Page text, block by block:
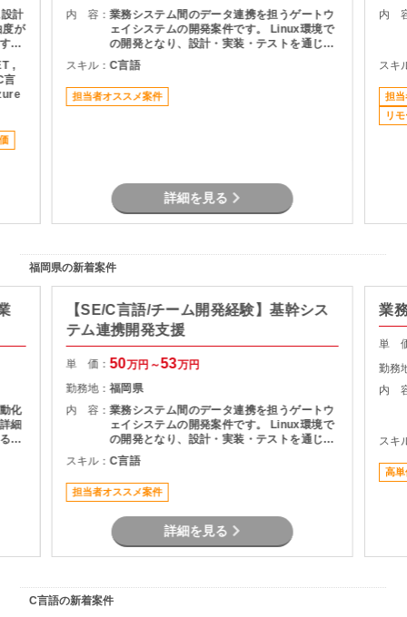
計
度が
い
解
加
ろ
る
,
言
内 容：業務システム間のデータ連携を担うゲートウ
ェイシステムの開発案件です。 Linux環境で
の開発となり、設計・実装・テストを通じて
システムの安定稼働を支える役割を担当いた
だきます。 長期案件のため、腰を据えて開発
に携わりたい方におすすめです。
スキル：C言語
担当者オススメ案件
詳細を見る
内
スキ
担当
リ
福岡県の新着案件
化
細
こ
【SE/C言語/チーム開発経験】基幹シス
テム連携開発支援
単 価：50万円～53万円
勤務地：福岡県
内 容：業務システム間のデータ連携を担うゲートウ
ェイシステムの開発案件です。 Linux環境で
の開発となり、設計・実装・テストを通じて
システムの安定稼働を支える役割を担当いた
だきます。 長期案件のため、腰を据えて開発
に携わりたい方におすすめです。
スキル：C言語
担当者オススメ案件
詳細を見る
業
単
勤務
内
スキ
高単
C言語の新着案件